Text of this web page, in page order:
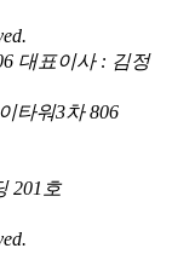
대표이사 : 김정
타워3차 806
201호